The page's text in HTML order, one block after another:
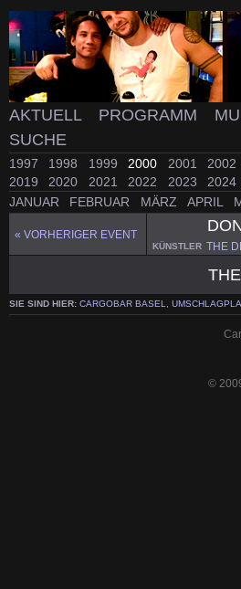
AKTUELL PROGRAMM
SUCHE
1997 1998 1999 2000 2001 2002
2019
2020 2021 2022 2023 2024
JANUAR
FEBRUAR MÄRZ APRIL
« VORHERIGER EVENT
KÜNSTLER THE
SIE SIND HIER: CARGOBAR BASEL,
©